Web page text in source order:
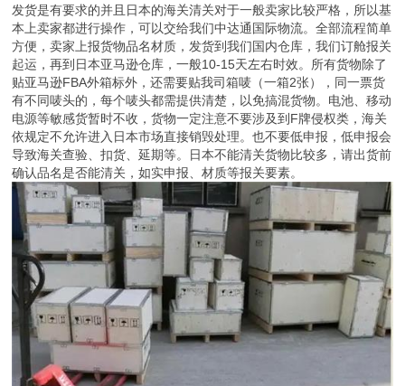
发货是有要求的并且日本的海关清关对于一般卖家比较严格，所以基
本上卖家都进行操作，可以交给我们中达通国际物流。全部流程简单
方便，卖家上报货物品名材质，发货到我们国内仓库，我们订舱报关
起运，再到日本亚马逊仓库，一般10-15天左右时效。所有货物除了
贴亚马逊FBA外箱标外，还需要贴我司箱唛（一箱2张），同一票货
有不同唛头的，每个唛头都需提供清楚，以免搞混货物。电池、移动
电源等敏感货暂时不收，货物一定注意不要涉及到F牌侵权类，海关
依规定不允许进入日本市场直接销毁处理。也不要低申报，低申报会
导致海关查验、扣货、延期等。日本不能清关货物比较多，请出货前
确认品名是否能清关，如实申报、材质等报关要素。